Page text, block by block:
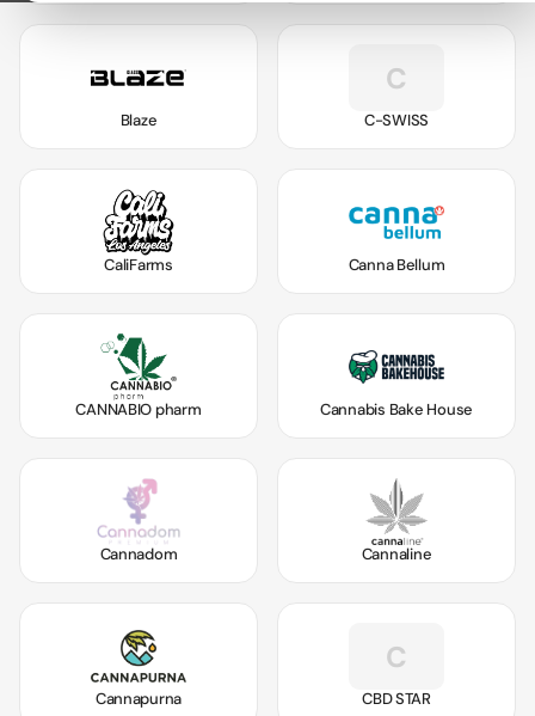
Blaze
C
C-SWISS
CaliFarms Canna Bellum
CANNABIO pharm Cannabis Bake House
Cannadom Cannaline
Cannapurna
C
CBD STAR